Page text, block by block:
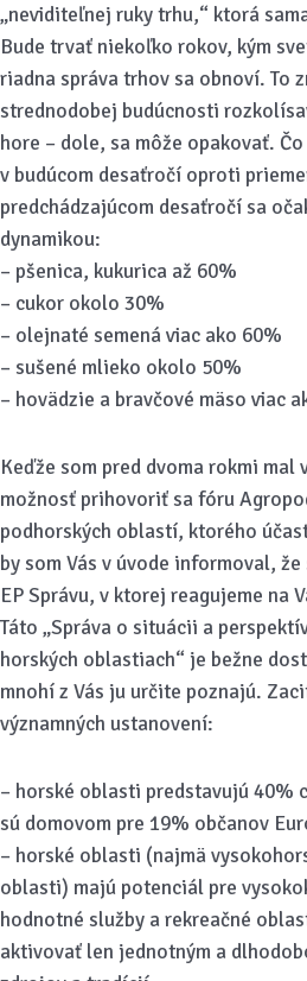
„neviditeľnej ruky trhu,“ ktorá
Bude trvať niekoľko rokov, kým
riadna správa trhov sa obnoví. To
strednodobej budúcnosti
hore – dole, sa môže opakovať.
v budúcom desaťročí oproti
predchádzajúcom desaťročí sa
dynamikou:
– pšenica, kukurica až 60%
– cukor okolo 30%
– olejnaté semená viac ako 60%
– sušené mlieko okolo 50%
– hovädzie a bravčové mäso viac
Keďže som pred dvoma rokmi
možnosť prihovoriť sa fóru
podhorských oblastí, ktorého
by som Vás v úvode informoval,
EP Správu, v ktorej reagujeme na
Táto „Správa o situácii a
horských oblastiach“ je bežne
mnohí z Vás ju určite poznajú.
významných ustanovení:
– horské oblasti predstavujú 40%
sú domovom pre 19% občanov
– horské oblasti (najmä
oblasti) majú potenciál pre
hodnotné služby a rekreačné
aktivovať len jednotným a